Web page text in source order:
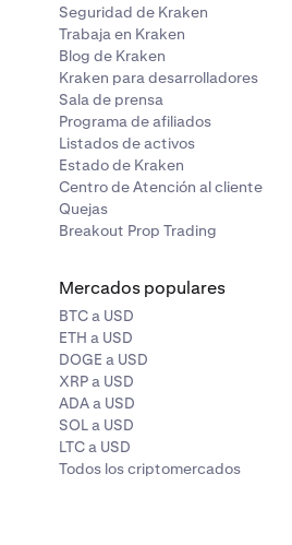
Seguridad de Kraken
Trabaja en Kraken
Blog de Kraken
Kraken para desarrolladores
Sala de prensa
Programa de afiliados
Listados de activos
Estado de Kraken
Centro de Atención al cliente
Quejas
Breakout Prop Trading
Mercados populares
BTC a USD
ETH a USD
DOGE a USD
XRP a USD
ADA a USD
SOL a USD
LTC a USD
Todos los criptomercados